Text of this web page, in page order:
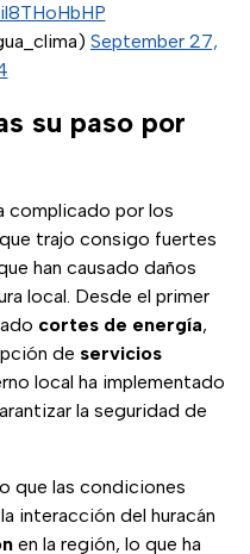
September 27,
su paso por
complicado por los
trajo consigo fuertes
han causado daños
local. Desde el primer
cortes de energía,
de servicios
local ha implementado
la seguridad de
que las condiciones
interacción del huracán
en la región, lo que ha